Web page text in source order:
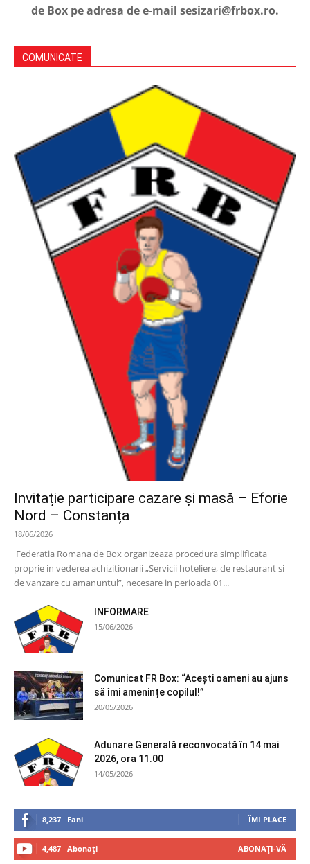
de Box pe adresa de e-mail sesizari@frbox.ro.
COMUNICATE
Invitație participare cazare și masă – Eforie
Nord – Constanța
18/06/2026
Federatia Romana de Box organizeaza procedura simplificata
proprie in vederea achizitionarii „Servicii hoteliere, de restaurant si
de vanzare cu amanuntul”, necesare in perioada 01...
INFORMARE
15/06/2026
Comunicat FR Box: “Acești oameni au ajuns
să îmi amenințe copilul!”
20/05/2026
Adunare Generală reconvocată în 14 mai
2026, ora 11.00
14/05/2026
8,237 Fani ÎMI PLACE
4,487 Abonați ABONAȚI-VĂ